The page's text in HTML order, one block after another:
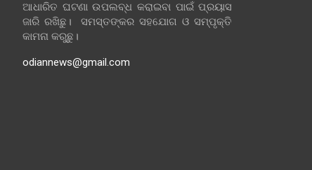
ଆଧାରିତ ଘଟଣା ଉପଲବ୍ଧ କରାଇବା ପାଇଁ ପ୍ରୟାସ
ଜାରି ରଖିଛୁ। ସମସ୍ତଙ୍କର ସହଯୋଗ ଓ ସମ୍ପୃକ୍ତି
କାମନା କରୁଛୁ।
odiannews@gmail.com